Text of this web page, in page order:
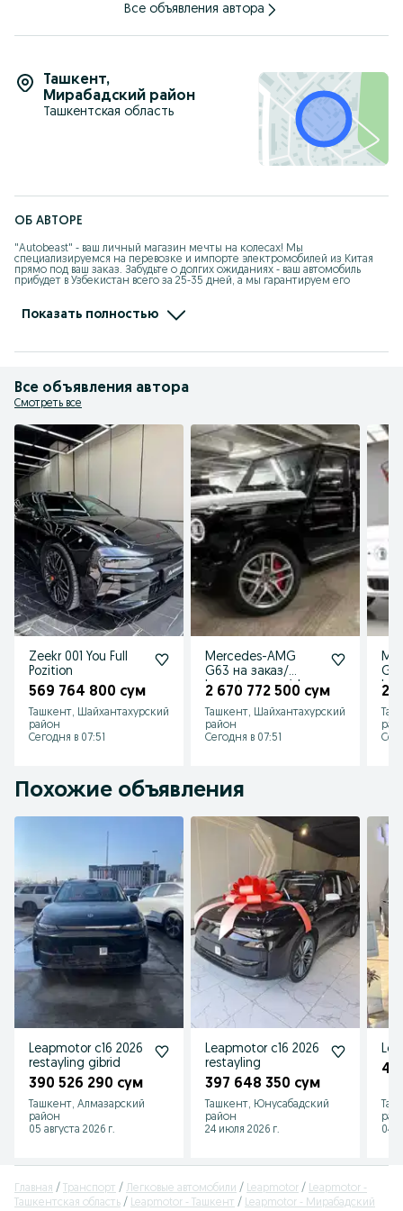
устройство, коврики, смарт-ключ, встроенный холодильник и
массажные сиденья для комфортной поездки.
Все объявления автора
Ташкент,
Мирабадский район
Ташкентская область
ОБ АВТОРЕ
"Autobeast" - ваш личный магазин мечты на колесах! Мы
специализируемся на перевозке и импорте электромобилей из Китая
прямо под ваш заказ. Забудьте о долгих ожиданиях - ваш автомобиль
прибудет в Узбекистан всего за 25-35 дней, а мы гарантируем его
всего в 10-дневной дороге от Ташкента, так что вы можете быстро
получить всю необходимую информацию и оформить заказ на свой
Показать полностью
Все объявления автора
Смотреть все
Zeekr 001 You Full
Pozition
569 764 800 сум
Ташкент, Шайхантахурский
район
Сегодня в 07:51
Mercedes-AMG
G63 на заказ/
buyurtma asosida
2 670 772 500 сум
Ташкент, Шайхантахурский
район
Сегодня в 07:51
2
Похожие объявления
Leapmotor c16 2026
restayling gibrid
390 526 290 сум
Ташкент, Алмазарский
район
05 августа 2026 г.
Leapmotor c16 2026
restayling
397 648 350 сум
Ташкент, Юнусабадский
район
24 июля 2026 г.
04
Главная Транспорт Легковые автомобили Leapmotor
Leapmotor -
Ташкентская область
Leapmotor - Ташкент Leapmotor - Мирабадский